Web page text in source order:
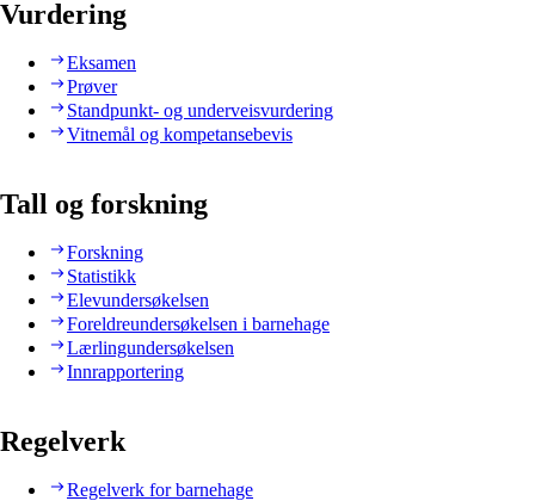
Vurdering
Eksamen
Prøver
Standpunkt- og underveisvurdering
Vitnemål og kompetansebevis
Tall og forskning
Forskning
Statistikk
Elevundersøkelsen
Foreldreundersøkelsen i barnehage
Lærlingundersøkelsen
Innrapportering
Regelverk
Regelverk for barnehage